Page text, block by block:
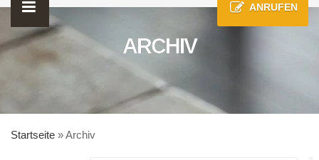
ANRUFEN
ARCHIV
Startseite »Archiv